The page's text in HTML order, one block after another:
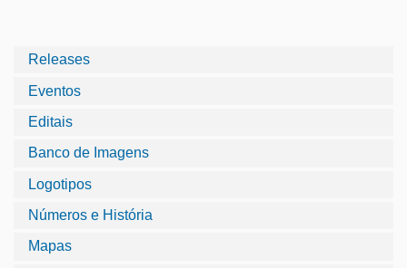
Releases
Eventos
Editais
Banco de Imagens
Logotipos
Números e História
Mapas